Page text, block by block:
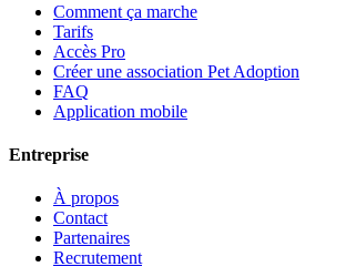
Comment ça marche
Tarifs
Accès Pro
Créer une association Pet Adoption
FAQ
Application mobile
Entreprise
À propos
Contact
Partenaires
Recrutement